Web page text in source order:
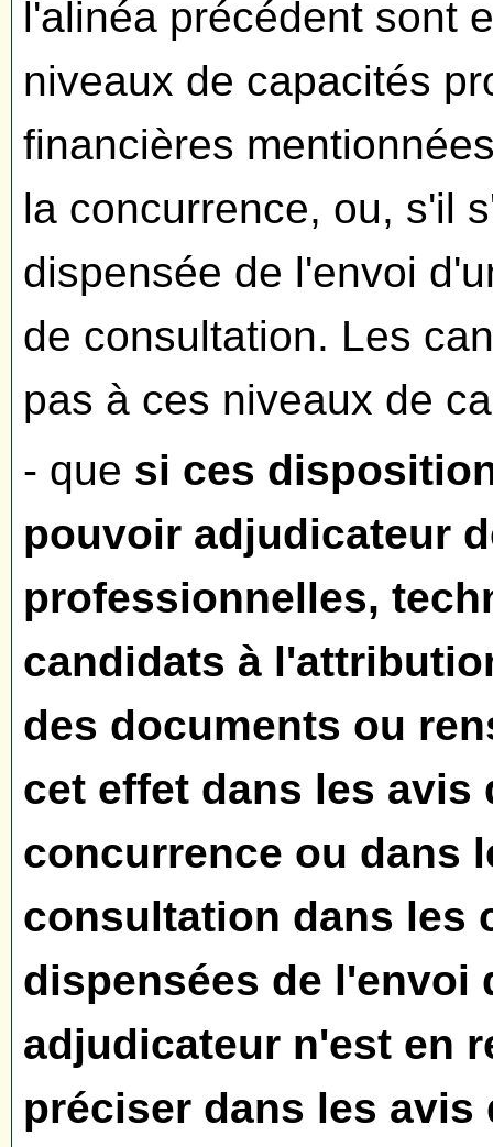
l'alinéa précédent sont
niveaux de capacités
financières
la concurrence, ou, s'il
dispensée de l'envoi
de consultation. Les
pas à ces niveaux de
- que si ces
pouvoir adjudicateur
professionnelles,
candidats à
des documents ou
cet effet dans les avis
concurrence ou dans
consultation dans les
dispensées de l'envoi
adjudicateur n'est en
préciser dans les avis